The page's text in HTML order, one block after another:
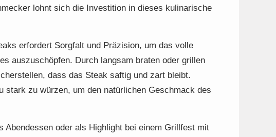
lohnt sich die Investition in dieses kulinarische
erfordert Sorgfalt und Präzision, um das volle
auszuschöpfen. Durch langsam braten oder grillen
dass das Steak saftig und zart bleibt.
stark zu würzen, um den natürlichen Geschmack des
Abendessen oder als Highlight bei einem Grillfest mit